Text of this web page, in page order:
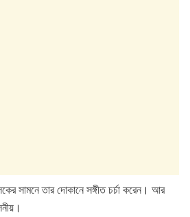
সামনে তার দোকানে সঙ্গীত চর্চা করেন। আর